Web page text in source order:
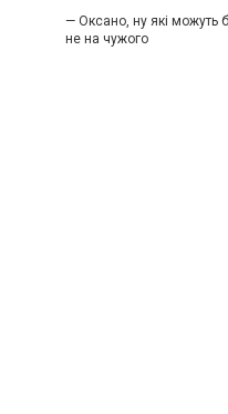
— Оксано, ну які можуть
не на чужого